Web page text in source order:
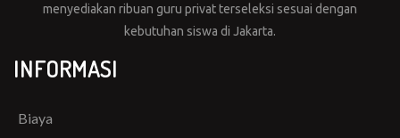
menyediakan ribuan guru privat terseleksi sesuai dengan
kebutuhan siswa di Jakarta.
INFORMASI
Biaya